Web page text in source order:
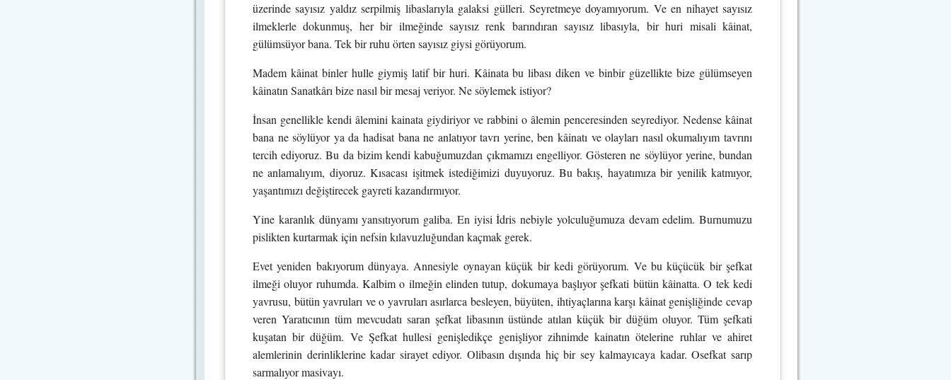
üzerinde sayısız yaldız serpilmiş libaslarıyla galaksi gülleri. Seyretmeye doyamıyorum. Ve en nihayet sayısız
ilmeklerle dokunmuş, her bir ilmeğinde sayısız renk barındıran sayısız libasıyla, bir huri misali kâinat,
gülümsüyor bana. Tek bir ruhu örten sayısız giysi görüyorum.
Madem kâinat binler hulle giymiş latif bir huri. Kâinata bu libası diken ve binbir güzellikte bize gülümseyen
kâinatın Sanatkârı bize nasıl bir mesaj veriyor. Ne söylemek istiyor?
İnsan genellikle kendi âlemini kainata giydiriyor ve rabbini o âlemin penceresinden seyrediyor. Nedense kâinat
bana ne söylüyor ya da hadisat bana ne anlatıyor tavrı yerine, ben kâinatı ve olayları nasıl okumalıyım tavrını
tercih ediyoruz. Bu da bizim kendi kabuğumuzdan çıkmamızı engelliyor. Gösteren ne söylüyor yerine, bundan
ne anlamalıyım, diyoruz. Kısacası işitmek istediğimizi duyuyoruz. Bu bakış, hayatımıza bir yenilik katmıyor,
yaşantımızı değiştirecek gayreti kazandırmıyor.
Yine karanlık dünyamı yansıtıyorum galiba. En iyisi İdris nebiyle yolculuğumuza devam edelim. Burnumuzu
pislikten kurtarmak için nefsin kılavuzluğundan kaçmak gerek.
Evet yeniden bakıyorum dünyaya. Annesiyle oynayan küçük bir kedi görüyorum. Ve bu küçücük bir şefkat
ilmeği oluyor ruhumda. Kalbim o ilmeğin elinden tutup, dokumaya başlıyor şefkati bütün kâinatta. O tek kedi
yavrusu, bütün yavruları ve o yavruları asırlarca besleyen, büyüten, ihtiyaçlarına karşı kâinat genişliğinde cevap
veren Yaratıcının tüm mevcudatı saran şefkat libasının üstünde atılan küçük bir düğüm oluyor. Tüm şefkati
kuşatan bir düğüm. Ve Şefkat hullesi genişledikçe genişliyor zihnimde kainatın ötelerine ruhlar ve ahiret
alemlerinin derinliklerine kadar sirayet ediyor. Olibasın dışında hiç bir sey kalmayıcaya kadar. Osefkat sarıp
sarmalıyor masivayı.